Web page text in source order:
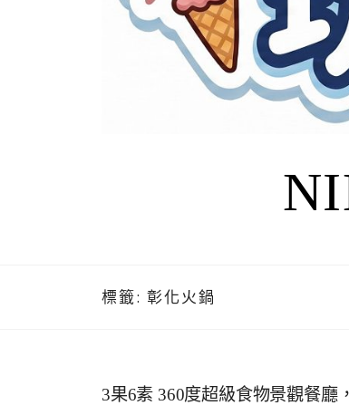
標籤: 彰化火鍋
3果6素 360度超級食物景觀餐廳